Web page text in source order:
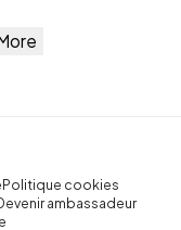
Politique cookies
ambassadeur